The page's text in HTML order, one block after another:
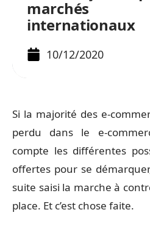
marchés
internationaux
10/12/2020
Si la majorité des e-
perdu dans le e-
compte les différentes
offertes pour se
suite saisi la marche à
place. Et c’est chose faite.